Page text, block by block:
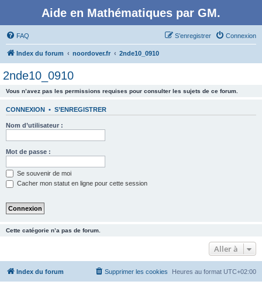
Aide en Mathématiques par GM.
FAQ Connexion
S’enregistrer
Index du forum noordover.fr 2nde10_0910
2nde10_0910
Vous n’avez pas les permissions requises pour consulter les sujets de ce forum.
CONNEXION • S’ENREGISTRER
Nom d’utilisateur :
Mot de passe :
Se souvenir de moi
Cacher mon statut en ligne pour cette session
Cette catégorie n’a pas de forum.
Aller à
Index du forum Heures au format UTC+02:00
Supprimer les cookies